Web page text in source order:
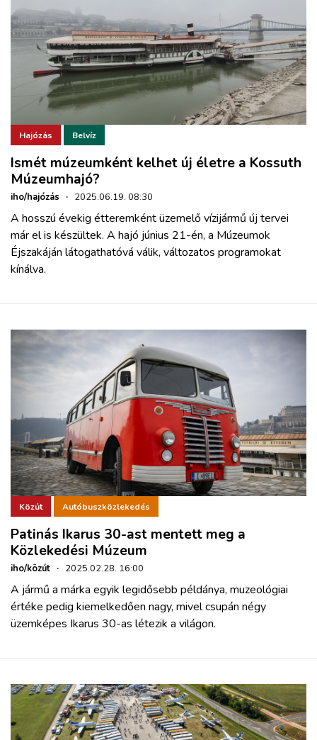
Hajózás Belvíz
Ismét múzeumként kelhet új életre a Kossuth
Múzeumhajó?
iho/hajózás · 2025.06.19. 08:30
A hosszú évekig étteremként üzemelő vízijármű új tervei
már el is készültek. A hajó június 21-én, a Múzeumok
Éjszakáján látogathatóvá válik, változatos programokat
kínálva.
Közút Autóbuszközlekedés
Patinás Ikarus 30-ast mentett meg a
Közlekedési Múzeum
iho/közút · 2025.02.28. 16:00
A jármű a márka egyik legidősebb példánya, muzeológiai
értéke pedig kiemelkedően nagy, mivel csupán négy
üzemképes Ikarus 30-as létezik a világon.